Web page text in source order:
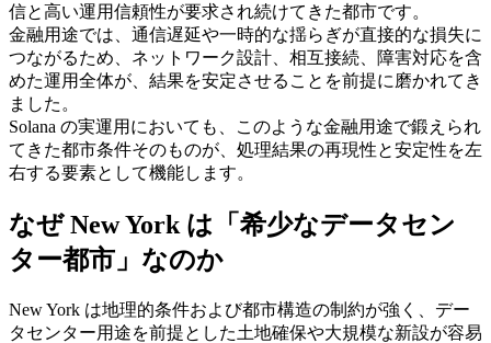
信と高い運用信頼性が要求され続けてきた都市です。
金融用途では、通信遅延や一時的な揺らぎが直接的な損失に
つながるため、ネットワーク設計、相互接続、障害対応を含
めた運用全体が、結果を安定させることを前提に磨かれてき
ました。
Solana の実運用においても、このような金融用途で鍛えられ
てきた都市条件そのものが、処理結果の再現性と安定性を左
右する要素として機能します。
なぜ New York は「希少なデータセン
ター都市」なのか
New York は地理的条件および都市構造の制約が強く、デー
タセンター用途を前提とした土地確保や大規模な新設が容易